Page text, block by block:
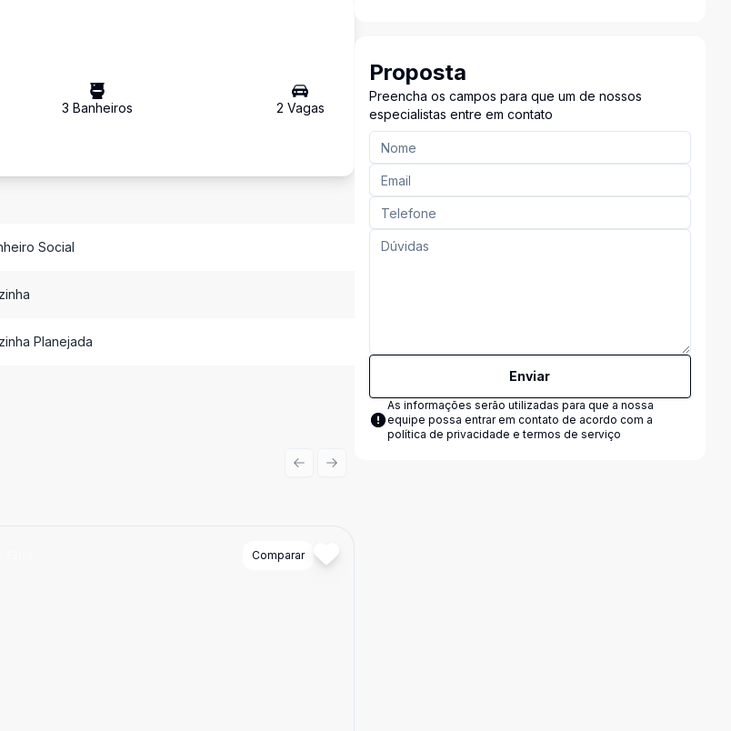
3 Banheiros 2 Vagas
Social
Planejada
Comparar
Previous slide
Next slide
Proposta
Preencha os campos para que um de nossos
especialistas entre em contato
Enviar
As informações serão utilizadas para que a nossa
equipe possa entrar em contato de acordo com a
política de privacidade e termos de serviço